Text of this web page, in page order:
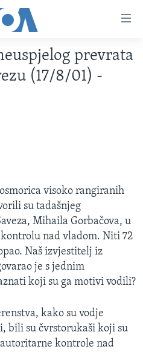
prevrata
(17/8/01) -
visoko rangiranih
su tadašnjeg
Mihaila Gorbačova, u
nad vladom. Niti 72
Naš izvjestitelj iz
je s jednim
koji su ga motivi vodili?
kako su vodje
bili su čvrstorukaši koji su
kontrole nad